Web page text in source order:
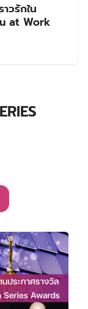
วรักใน
at Work